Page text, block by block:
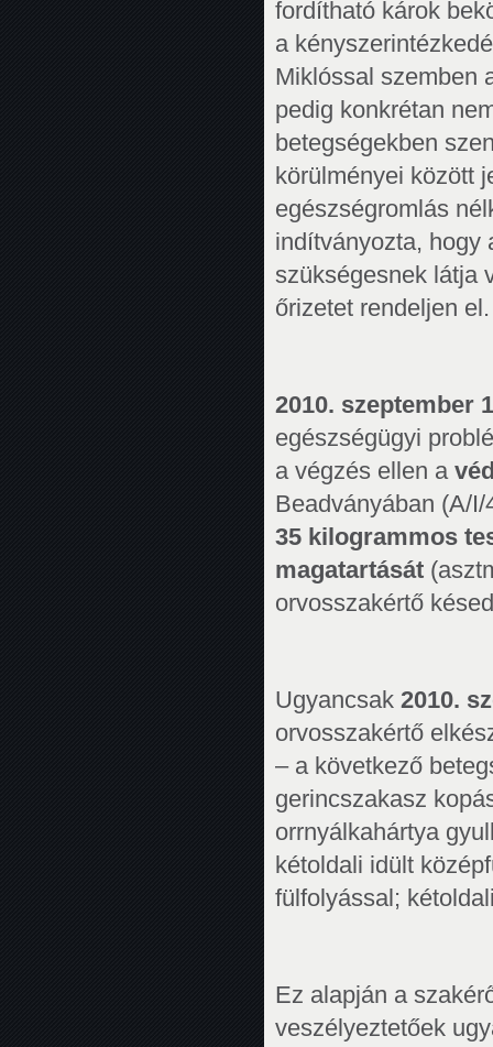
fordítható károk
a
Miklóssal szemben
pedig konkrétan
betegségekben
körülményei között
egészségromlás
indítványozta, hogy
szükségesnek látja
őrizetet rendeljen el.
2010. szeptember
egészségügyi
a végzés ellen a
Beadványában (A/
35 kilogrammos
magatartását
orvosszakértő
Ugyancsak 2010.
orvosszakértő
– a következő
gerincszakasz
orrnyálkahártya
kétoldali idült
fülfolyással;
Ez alapján a
veszélyeztetőek